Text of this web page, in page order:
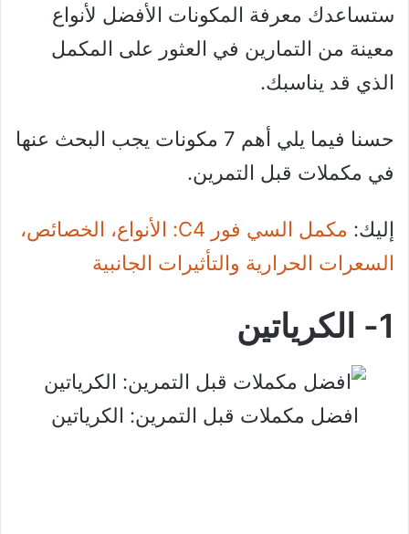
ستساعدك معرفة المكونات الأفضل لأنواع
معينة من التمارين في العثور على المكمل
الذي قد يناسبك.
حسنا فيما يلي أهم 7 مكونات يجب البحث عنها
في مكملات قبل التمرين.
إليك:
مكمل السي فور C4: الأنواع، الخصائص،
السعرات الحرارية والتأثيرات الجانبية
1- الكرياتين
افضل مكملات قبل التمرين: الكرياتين